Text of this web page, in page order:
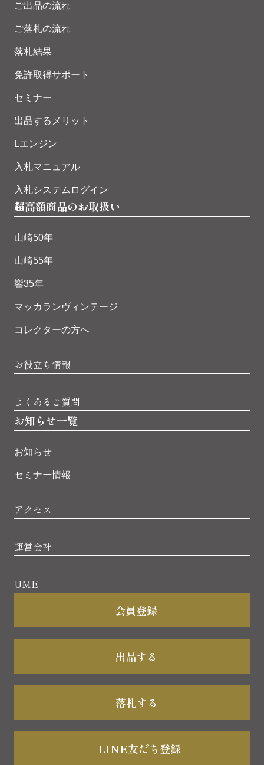
ご出品の流れ
ご落札の流れ
落札結果
免許取得サポート
セミナー
出品するメリット
Lエンジン
入札マニュアル
入札システムログイン
超高額商品のお取扱い
山崎50年
山崎55年
響35年
マッカランヴィンテージ
コレクターの方へ
お役立ち情報
よくあるご質問
お知らせ一覧
お知らせ
セミナー情報
アクセス
運営会社
UME
会員登録
出品する
落札する
LINE友だち登録